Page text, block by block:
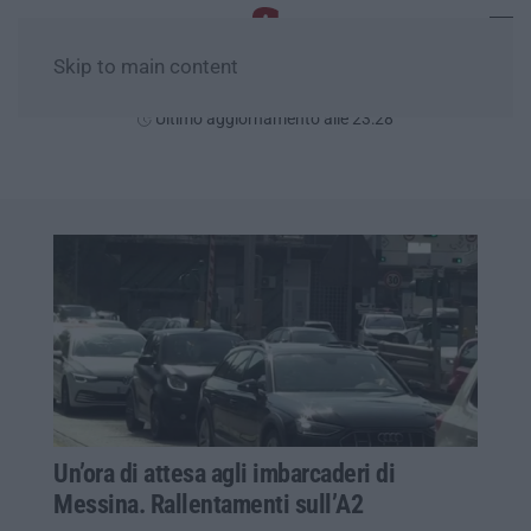
Skip to main content
Ultimo aggiornamento alle 23:28
Un’ora di attesa agli imbarcaderi di
Messina. Rallentamenti sull’A2